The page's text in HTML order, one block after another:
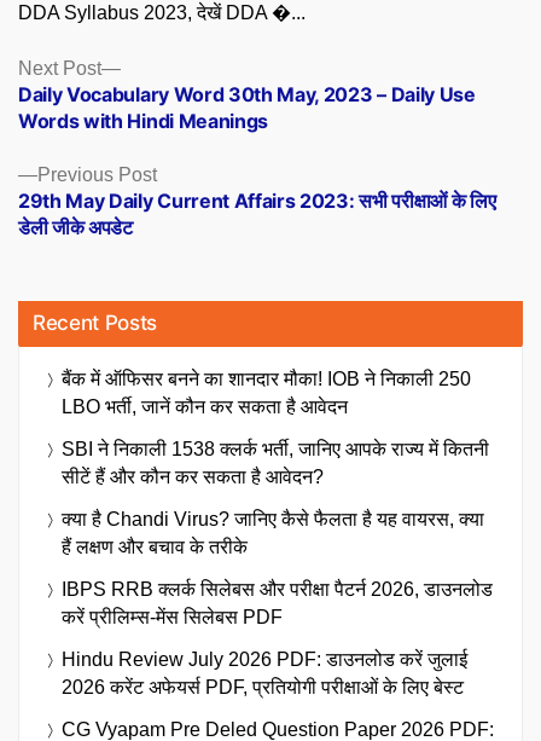
DDA Syllabus 2023, देखें DDA �...
Posts
navigation
Previous PostPrevious
post:
29th May Daily Current Affairs 2023: सभी परीक्षाओं के लिए
डेली जीके अपडेट
Next Post
Next
post:
Daily Vocabulary Word 30th May, 2023 – Daily Use
Words with Hindi Meanings
Recent Posts
बैंक में ऑफिसर बनने का शानदार मौका! IOB ने निकाली 250
LBO भर्ती, जानें कौन कर सकता है आवेदन
SBI ने निकाली 1538 क्लर्क भर्ती, जानिए आपके राज्य में कितनी
सीटें हैं और कौन कर सकता है आवेदन?
क्या है Chandi Virus? जानिए कैसे फैलता है यह वायरस, क्या
हैं लक्षण और बचाव के तरीके
IBPS RRB क्लर्क सिलेबस और परीक्षा पैटर्न 2026, डाउनलोड
करें प्रीलिम्स-मेंस सिलेबस PDF
Hindu Review July 2026 PDF: डाउनलोड करें जुलाई
2026 करेंट अफेयर्स PDF, प्रतियोगी परीक्षाओं के लिए बेस्ट
CG Vyapam Pre Deled Question Paper 2026 PDF: